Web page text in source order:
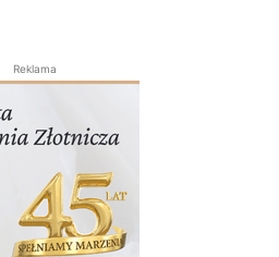
Reklama